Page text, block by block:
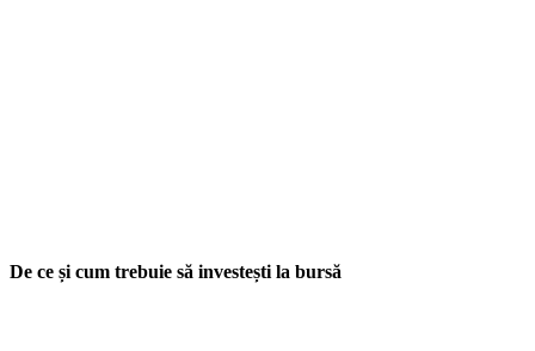
De ce și cum trebuie să investești la bursă